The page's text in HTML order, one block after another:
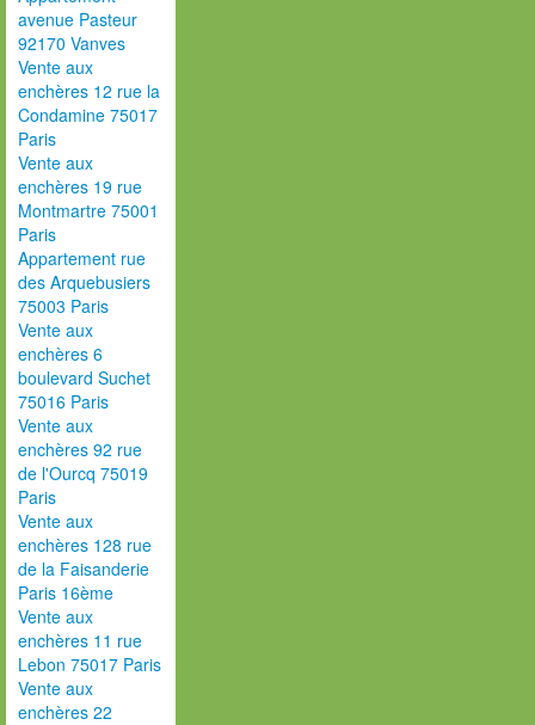
avenue Pasteur
92170 Vanves
Vente aux
enchères 12 rue la
Condamine 75017
Paris
Vente aux
enchères 19 rue
Montmartre 75001
Paris
Appartement rue
des Arquebusiers
75003 Paris
Vente aux
enchères 6
boulevard Suchet
75016 Paris
Vente aux
enchères 92 rue
de l'Ourcq 75019
Paris
Vente aux
enchères 128 rue
de la Faisanderie
Paris 16ème
Vente aux
enchères 11 rue
Lebon 75017 Paris
Vente aux
enchères 22